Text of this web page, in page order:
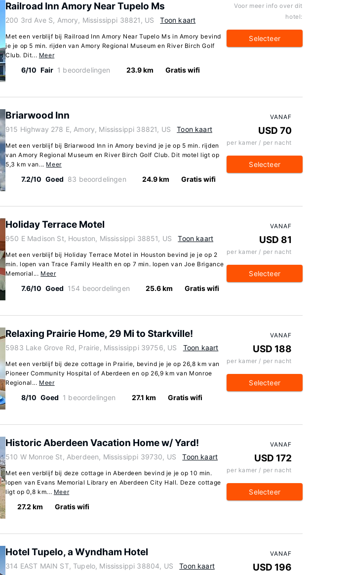
Railroad Inn Amory Near Tupelo Ms
200 3rd Ave S, Amory, Mississippi 38821, US Toon kaart
Met een verblijf bij Railroad Inn Amory Near Tupelo Ms in Amory bevind
je je op 5 min. rijden van Amory Regional Museum en River Birch Golf
Club. Dit... Meer
6/10 Fair 1 beoordelingen 23.9 km Gratis wifi
Voor meer info over dit
hotel:
Selecteer
Briarwood Inn
915 Highway 278 E, Amory, Mississippi 38821, US Toon kaart
Met een verblijf bij Briarwood Inn in Amory bevind je je op 5 min. rijden
van Amory Regional Museum en River Birch Golf Club. Dit motel ligt op
5,3 km van... Meer
7.2/10 Goed 83 beoordelingen 24.9 km Gratis wifi
VANAF
USD 70
per kamer / per nacht
Selecteer
Holiday Terrace Motel
950 E Madison St, Houston, Mississippi 38851, US Toon kaart
Met een verblijf bij Holiday Terrace Motel in Houston bevind je je op 2
min. lopen van Trace Family Health en op 7 min. lopen van Joe Brigance
Memorial... Meer
7.6/10 Goed 154 beoordelingen 25.6 km Gratis wifi
VANAF
USD 81
per kamer / per nacht
Selecteer
Relaxing Prairie Home, 29 Mi to Starkville!
5983 Lake Grove Rd, Prairie, Mississippi 39756, US Toon kaart
Met een verblijf bij deze cottage in Prairie, bevind je je op 26,8 km van
Pioneer Community Hospital of Aberdeen en op 26,9 km van Monroe
Regional... Meer
8/10 Goed 1 beoordelingen 27.1 km Gratis wifi
VANAF
USD 188
per kamer / per nacht
Selecteer
Historic Aberdeen Vacation Home w/ Yard!
510 W Monroe St, Aberdeen, Mississippi 39730, US Toon kaart
Met een verblijf bij deze cottage in Aberdeen bevind je je op 10 min.
lopen van Evans Memorial Library en Aberdeen City Hall. Deze cottage
ligt op 0,8 km... Meer
27.2 km Gratis wifi
VANAF
USD 172
per kamer / per nacht
Selecteer
Hotel Tupelo, a Wyndham Hotel
314 EAST MAIN ST, Tupelo, Mississippi 38804, US Toon kaart
VANAF
USD 196